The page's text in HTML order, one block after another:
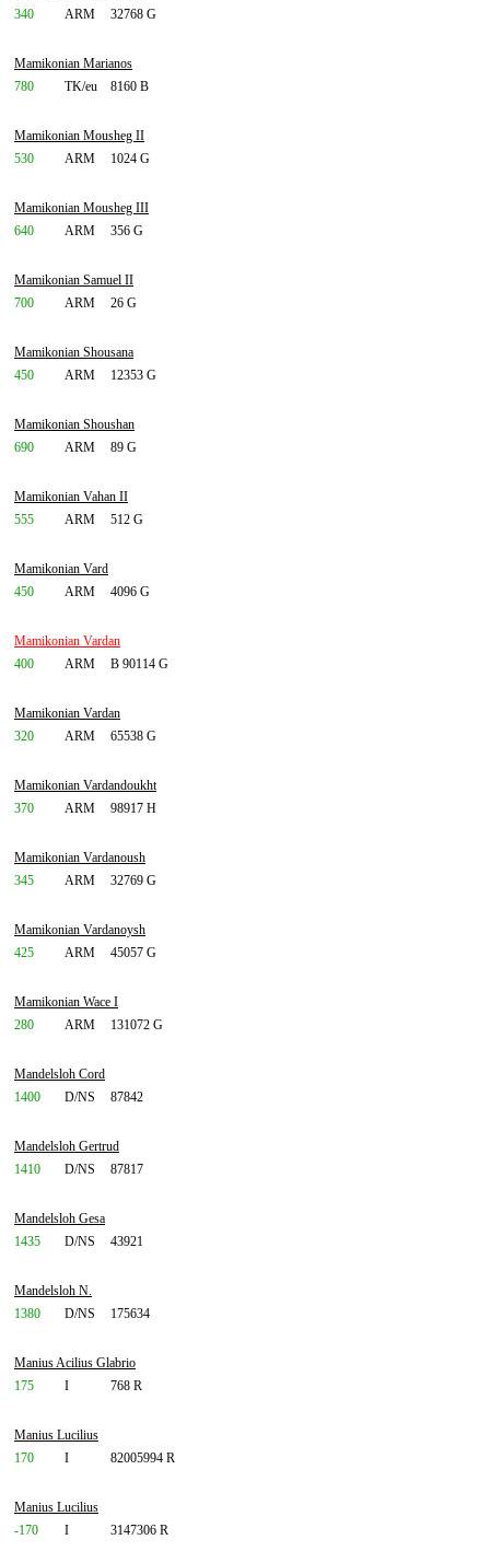
340
ARM 32768 G
Mamikonian Marianos
780
TK/eu 8160 B
Mamikonian Mousheg II
530
ARM 1024 G
Mamikonian Mousheg III
640
ARM 356 G
Mamikonian Samuel II
700
ARM 26 G
Mamikonian Shousana
450
ARM 12353 G
Mamikonian Shoushan
690
ARM 89 G
Mamikonian Vahan II
555
ARM 512 G
Mamikonian Vard
450
ARM 4096 G
Mamikonian Vardan
400
ARM B 90114 G
Mamikonian Vardan
320
ARM 65538 G
Mamikonian Vardandoukht
370
ARM 98917 H
Mamikonian Vardanoush
345
ARM 32769 G
Mamikonian Vardanoysh
425
ARM 45057 G
Mamikonian Wace I
280
ARM 131072 G
Mandelsloh Cord
1400
D/NS 87842
Mandelsloh Gertrud
1410
D/NS 87817
Mandelsloh Gesa
1435
D/NS 43921
Mandelsloh N.
1380
D/NS 175634
Manius Acilius Glabrio
175
I 768 R
Manius Lucilius
170
I 82005994 R
Manius Lucilius
-170
I 3147306 R